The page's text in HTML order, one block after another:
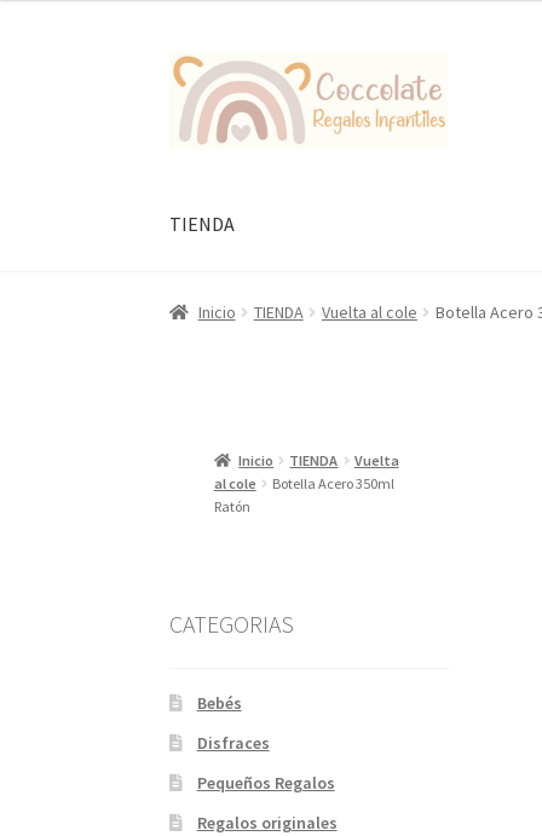
Ir
la
Ir
al
contenido
TIENDA
Inicio TIENDA Vuelta al cole Botella Acero
Inicio TIENDA
Vuelta
al cole
Botella Acero 350ml
Ratón
CATEGORIAS
Bebés
Disfraces
Pequeños Regalos
Regalos originales